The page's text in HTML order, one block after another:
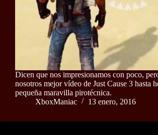
Dicen que nos impresionamos con poco,
nosotros mejor vídeo de Just Cause 3 hasta
pequeña maravilla pirotécnica.
XboxManiac
13 enero, 2016